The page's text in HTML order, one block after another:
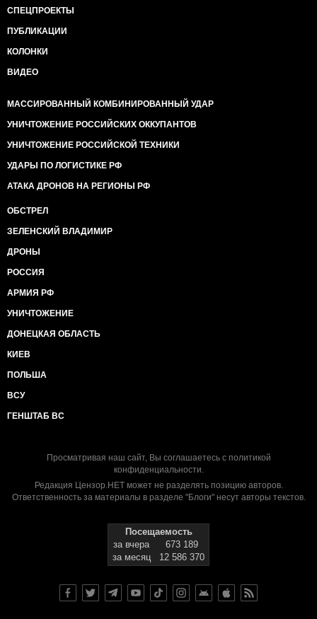
СПЕЦПРОЕКТЫ
ПУБЛИКАЦИИ
КОЛОНКИ
ВИДЕО
МАССИРОВАННЫЙ КОМБИНИРОВАННЫЙ УДАР
УНИЧТОЖЕНИЕ РОССИЙСКИХ ОККУПАНТОВ
УНИЧТОЖЕНИЕ РОССИЙСКОЙ ТЕХНИКИ
УДАРЫ ПО ЛОГИСТИКЕ РФ
АТАКА ДРОНОВ НА РЕГИОНЫ РФ
ОБСТРЕЛ
ЗЕЛЕНСКИЙ ВЛАДИМИР
ДРОНЫ
РОССИЯ
АРМИЯ РФ
УНИЧТОЖЕНИЕ
ДОНЕЦКАЯ ОБЛАСТЬ
КИЕВ
ПОЛЬША
ВСУ
ГЕНШТАБ ВС
Просматривая наш сайт, Вы соглашаетесь с политикой
конфиденциальности.
Редакция Цензор.НЕТ может не разделять позицию авторов.
Ответственность за материалы в разделе "Блоги" несут авторы текстов.
Посещаемость
за вчера
673 189
за месяц
12 586 370